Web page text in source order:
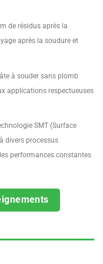
de résidus après la
après la soudure et
à souder sans plomb
applications respectueuses
SMT (Surface
divers processus
performances constantes